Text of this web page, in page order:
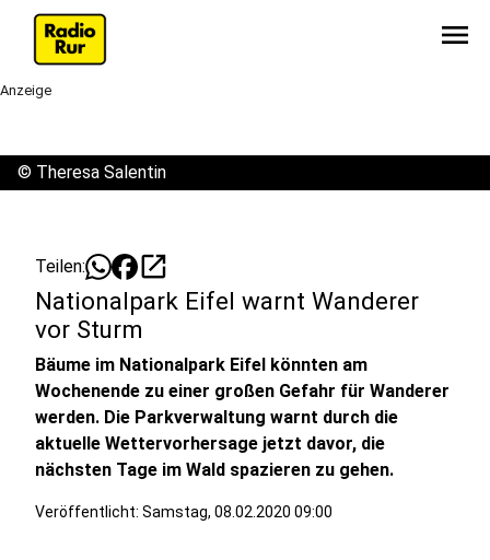
menu
Anzeige
© Theresa Salentin
Teilen: open_in_new
Nationalpark Eifel warnt Wanderer
vor Sturm
Bäume im Nationalpark Eifel könnten am
Wochenende zu einer großen Gefahr für Wanderer
werden. Die Parkverwaltung warnt durch die
aktuelle Wettervorhersage jetzt davor, die
nächsten Tage im Wald spazieren zu gehen.
Veröffentlicht: Samstag, 08.02.2020 09:00